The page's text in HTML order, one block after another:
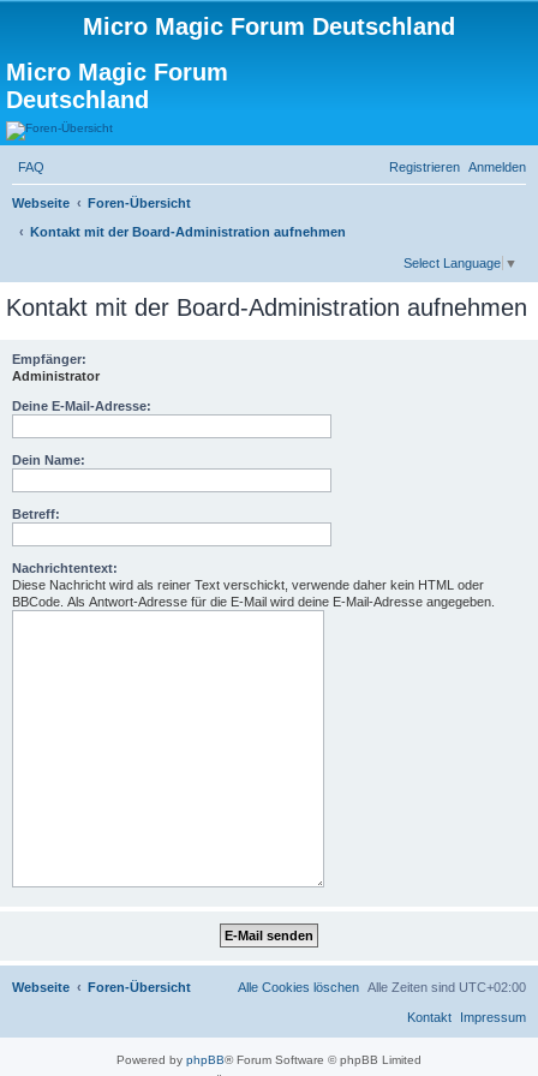
Micro Magic Forum Deutschland
Micro Magic Forum
Deutschland
FAQ Anmelden
Registrieren
Webseite
Foren-Übersicht
Kontakt mit der Board-Administration aufnehmen
c
Select Language ▼
Kontakt mit der Board-Administration aufnehmen
Empfänger:
Administrator
Deine E-Mail-Adresse:
Dein Name:
Betreff:
Nachrichtentext:
Diese Nachricht wird als reiner Text verschickt, verwende daher kein HTML oder
BBCode. Als Antwort-Adresse für die E-Mail wird deine E-Mail-Adresse angegeben.
Webseite Foren-Übersicht Alle Zeiten sind UTC+02:00
Alle Cookies löschen
Impressum
Kontakt
Powered by phpBB® Forum Software © phpBB Limited